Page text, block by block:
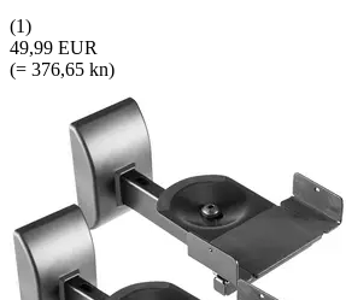
(1)
49,99 EUR
(= 376,65 kn)